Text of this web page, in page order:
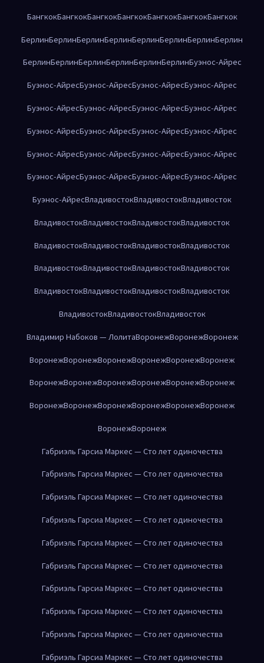
БангкокБангкокБангкокБангкокБангкокБангкокБангкок
БерлинБерлинБерлинБерлинБерлинБерлинБерлинБерлин
БерлинБерлинБерлинБерлинБерлинБерлинБуэнос-Айрес
Буэнос-АйресБуэнос-АйресБуэнос-АйресБуэнос-Айрес
Буэнос-АйресБуэнос-АйресБуэнос-АйресБуэнос-Айрес
Буэнос-АйресБуэнос-АйресБуэнос-АйресБуэнос-Айрес
Буэнос-АйресБуэнос-АйресБуэнос-АйресБуэнос-Айрес
Буэнос-АйресБуэнос-АйресБуэнос-АйресБуэнос-Айрес
Буэнос-АйресВладивостокВладивостокВладивосток
ВладивостокВладивостокВладивостокВладивосток
ВладивостокВладивостокВладивостокВладивосток
ВладивостокВладивостокВладивостокВладивосток
ВладивостокВладивостокВладивостокВладивосток
ВладивостокВладивостокВладивосток
Владимир Набоков — ЛолитаВоронежВоронежВоронеж
ВоронежВоронежВоронежВоронежВоронежВоронеж
ВоронежВоронежВоронежВоронежВоронежВоронеж
ВоронежВоронежВоронежВоронежВоронежВоронеж
ВоронежВоронеж
Габриэль Гарсиа Маркес — Сто лет одиночества
Габриэль Гарсиа Маркес — Сто лет одиночества
Габриэль Гарсиа Маркес — Сто лет одиночества
Габриэль Гарсиа Маркес — Сто лет одиночества
Габриэль Гарсиа Маркес — Сто лет одиночества
Габриэль Гарсиа Маркес — Сто лет одиночества
Габриэль Гарсиа Маркес — Сто лет одиночества
Габриэль Гарсиа Маркес — Сто лет одиночества
Габриэль Гарсиа Маркес — Сто лет одиночества
Габриэль Гарсиа Маркес — Сто лет одиночества